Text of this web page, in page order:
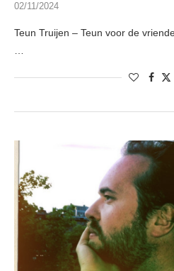
02/11/2024
Teun Truijen – Teun voor de
…